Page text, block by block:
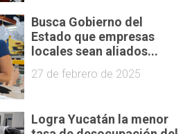
Busca Gobierno del
Estado que empresas
locales sean aliados...
27 de febrero de 2025
Logra Yucatán la menor